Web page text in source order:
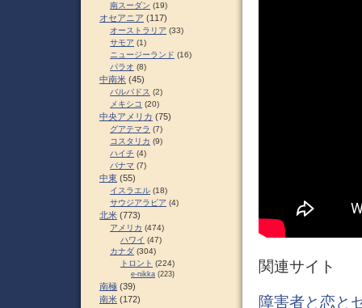
関連サイト
障害者と恋と
南スーダン (19)
オセアニア (117)
オーストラリア (33)
サモア (1)
ニュージーランド (16)
パラオ (8)
中南米 (45)
バルバドス (2)
メキシコ (20)
中央アメリカ (75)
グアテマラ (7)
コスタリカ (9)
ハイチ (4)
パナマ (7)
中東 (55)
イスラエル (18)
サウジアラビア (4)
北米 (773)
アメリカ (474)
ハワイ (47)
カナダ (304)
トロント (224)
e-nikka (223)
南極 (39)
南米 (172)